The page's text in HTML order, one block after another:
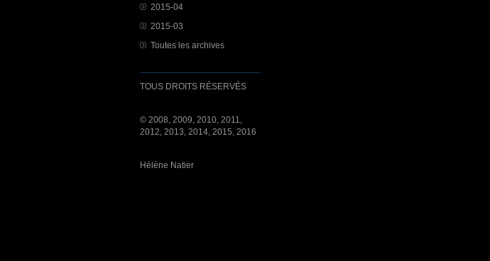
2015-04
2015-03
Toutes les archives
TOUS DROITS RÉSERVÉS
© 2008, 2009, 2010, 2011,
2012, 2013, 2014, 2015, 2016
Hélène Natier